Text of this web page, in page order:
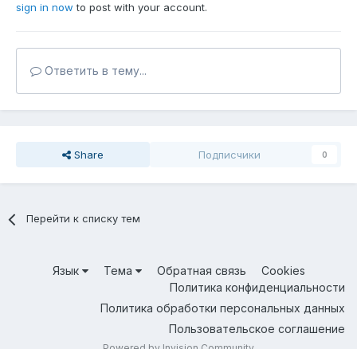
sign in now to post with your account.
Ответить в тему...
Share Подписчики 0
Перейти к списку тем
Язык Тема Обратная связь
Cookies
Политика конфиденциальности
Политика обработки персональных данных
Пользовательское соглашение